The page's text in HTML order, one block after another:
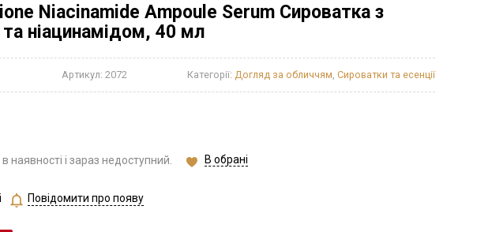
Niacinamide Ampoule Serum Сироватка з
та ніацинамідом, 40 мл
Артикул: 2072 Категорії: Догляд за обличчям Сироватки та есенції
в наявності і зараз недоступний. В обрані
Повідомити про появу